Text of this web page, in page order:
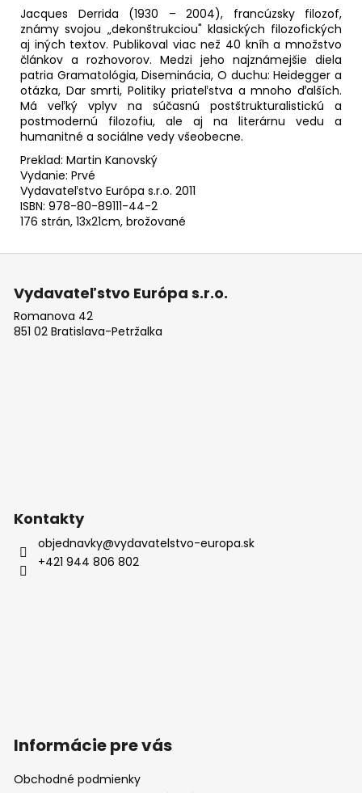
Jacques Derrida (1930 – 2004), francúzsky filozof,
známy svojou „dekonštrukciou" klasických filozofických
aj iných textov. Publikoval viac než 40 kníh a množstvo
článkov a rozhovorov. Medzi jeho najznámejšie diela
patria Gramatológia, Diseminácia, O duchu: Heidegger a
otázka, Dar smrti, Politiky priateľstva a mnoho ďalších.
Má veľký vplyv na súčasnú postštrukturalistickú a
postmodernú filozofiu, ale aj na literárnu vedu a
humanitné a sociálne vedy všeobecne.
Preklad: Martin Kanovský
Vydanie: Prvé
Vydavateľstvo Európa s.r.o. 2011
ISBN: 978-80-89111-44-2
176 strán, 13x21cm, brožované
Vydavateľstvo Európa s.r.o.
Romanova 42
851 02 Bratislava-Petržalka
Kontakty
objednavky@vydavatelstvo-europa.sk
+421 944 806 802
Informácie pre vás
Obchodné podmienky